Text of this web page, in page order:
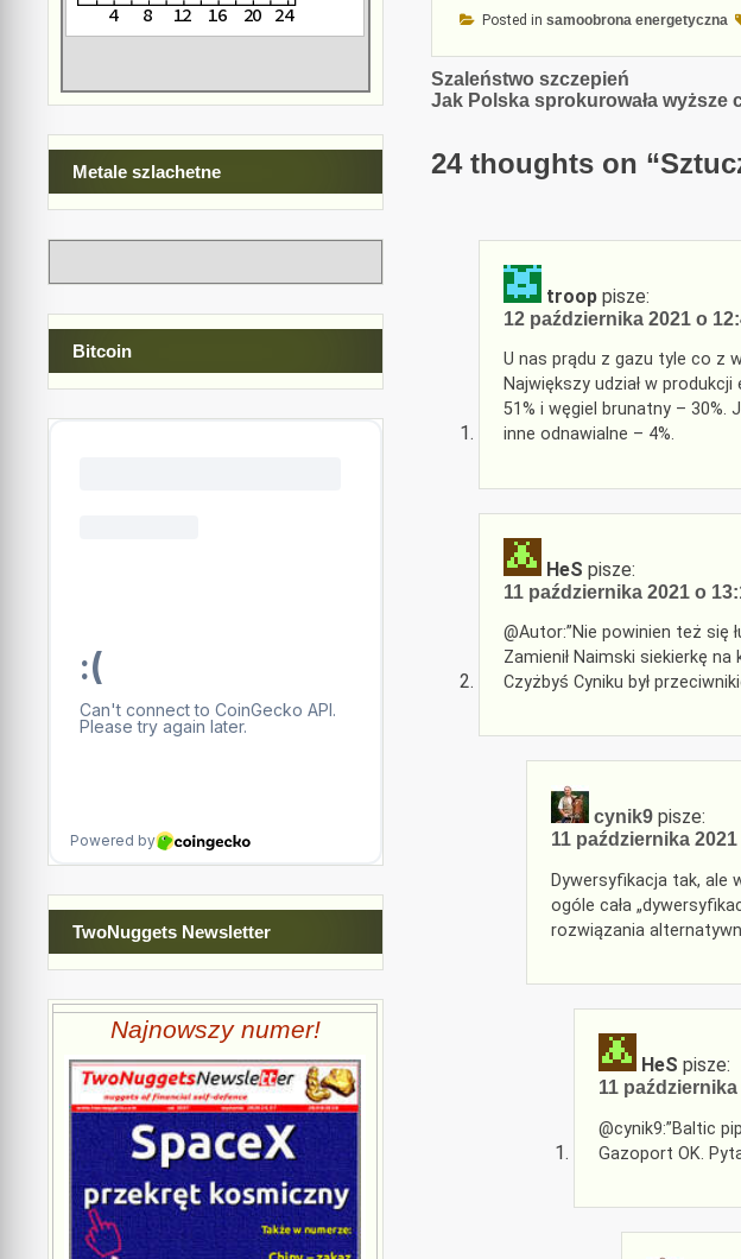
Posted in samoobrona energetyczna
Nawigacja
wpisu
Szaleństwo szczepień
Jak Polska sprokurowała wyższe
24 thoughts on “
troop pisze:
12 października 2021 o
U nas prądu z gazu tyle co z
Największy udział w
51% i węgiel brunatny – 30%.
inne odnawialne – 4%.
HeS pisze:
11 października 2021 o
@Autor:”Nie powinien też się
Zamienił Naimski siekierkę na
Czyżbyś Cyniku był
cynik9 pisze:
11 października
Dywersyfikacja tak, ale
ogóle cała
rozwiązania
HeS pisze:
11
@cynik9:”Baltic
Gazoport OK.
Metale szlachetne
Bitcoin
TwoNuggets Newsletter
Najnowszy numer!